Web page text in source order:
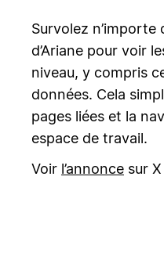
Survolez n’importe
d’Ariane pour voir
niveau, y compris
données. Cela
pages liées et la
espace de travail.
Voir l’annonce sur